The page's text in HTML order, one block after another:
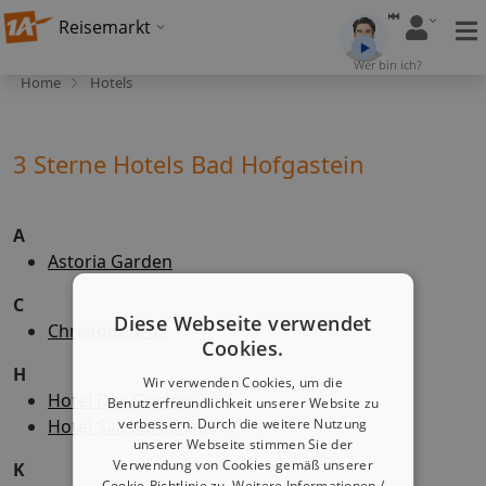
Reisemarkt
Wer bin ich?
Home Hotels
3 Sterne Hotels Bad Hofgastein
A
Astoria Garden
C
Christophorus
H
Hotel Das Gastein
Hotel Salzburgerhof
K
Diese Webseite verwendet
Cookies.
Wir verwenden Cookies, um die
Benutzerfreundlichkeit unserer Website zu
verbessern. Durch die weitere Nutzung
unserer Webseite stimmen Sie der
Verwendung von Cookies gemäß unserer